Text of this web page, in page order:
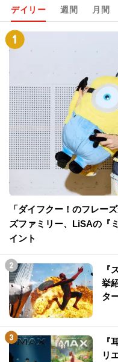
デイリー 週間 月間
「ダイフクー！のフレー
ズファミリー、LiSAの『
イント
『
挙
タ
『
リ